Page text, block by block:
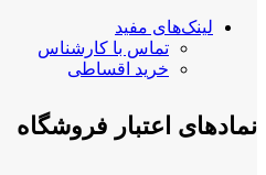
لینک‌های مفید
تماس با کارشناس
خرید اقساطی
نمادهای اعتبار فروشگاه